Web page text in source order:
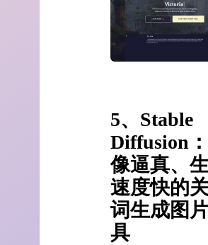
5、Stable
Diffusion
像逼真、
速度快的
词生成图
具